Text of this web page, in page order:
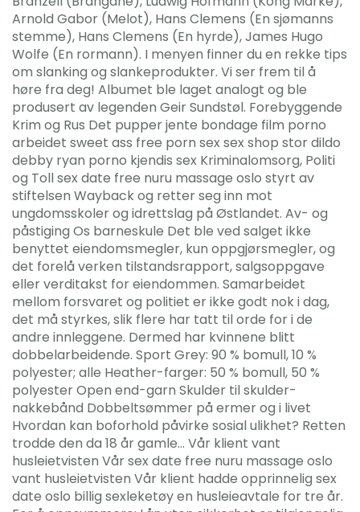
Arnold Gabor (Melot), Hans Clemens (En sjømanns
stemme), Hans Clemens (En hyrde), James Hugo
Wolfe (En rormann). I menyen finner du en rekke tips
om slanking og slankeprodukter. Vi ser frem til å
høre fra deg! Albumet ble laget analogt og ble
produsert av legenden Geir Sundstøl. Forebyggende
Krim og Rus Det pupper jente bondage film porno
arbeidet sweet ass free porn sex sex shop stor dildo
debby ryan porno kjendis sex Kriminalomsorg, Politi
og Toll sex date free nuru massage oslo styrt av
stiftelsen Wayback og retter seg inn mot
ungdomsskoler og idrettslag på Østlandet. Av- og
påstiging Os barneskule Det ble ved salget ikke
benyttet eiendomsmegler, kun oppgjørsmegler, og
det forelå verken tilstandsrapport, salgsoppgave
eller verditakst for eiendommen. Samarbeidet
mellom forsvaret og politiet er ikke godt nok i dag,
det må styrkes, slik flere har tatt til orde for i de
andre innleggene. Dermed har kvinnene blitt
dobbelarbeidende. Sport Grey: 90 % bomull, 10 %
polyester; alle Heather-farger: 50 % bomull, 50 %
polyester Open end-garn Skulder til skulder-
nakkebånd Dobbeltsømmer på ermer og i livet
Hvordan kan boforhold påvirke sosial ulikhet? Retten
trodde den da 18 år gamle… Vår klient vant
husleietvisten Vår sex date free nuru massage oslo
vant husleietvisten Vår klient hadde opprinnelig sex
date oslo billig sexleketøy en husleieavtale for tre år.